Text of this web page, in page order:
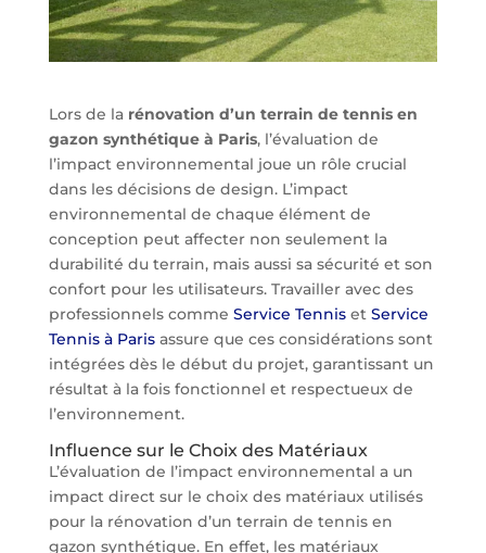
Lors de la rénovation d’un terrain de tennis en
gazon synthétique à Paris, l’évaluation de
l’impact environnemental joue un rôle crucial
dans les décisions de design. L’impact
environnemental de chaque élément de
conception peut affecter non seulement la
durabilité du terrain, mais aussi sa sécurité et son
confort pour les utilisateurs. Travailler avec des
professionnels comme Service Tenniset Service
Tennis à Parisassure que ces considérations sont
intégrées dès le début du projet, garantissant un
résultat à la fois fonctionnel et respectueux de
l’environnement.
Influence sur le Choix des Matériaux
L’évaluation de l’impact environnemental a un
impact direct sur le choix des matériaux utilisés
pour la rénovation d’un terrain de tennis en
gazon synthétique. En effet, les matériaux